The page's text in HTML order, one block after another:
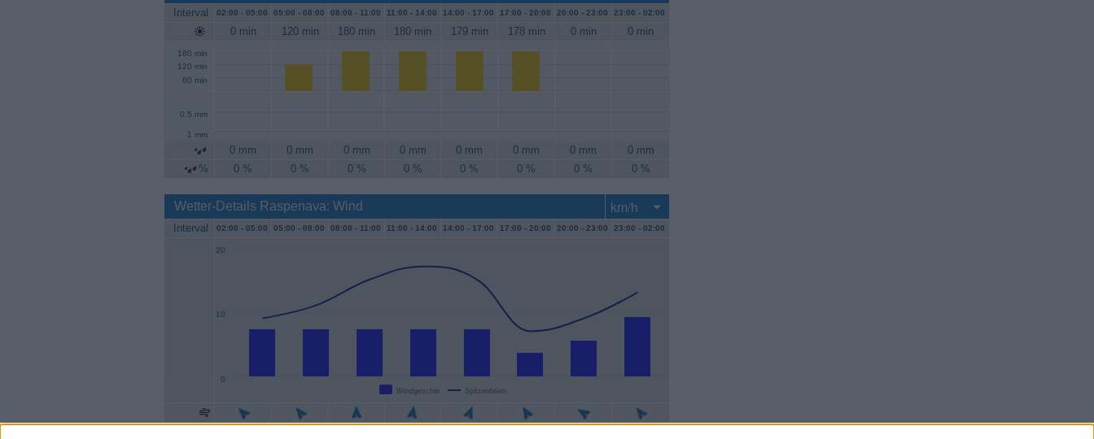
Interval 02:00 - 05:00 05:00 - 08:00 08:00 - 11:00 11:00 - 14:00 14:00 - 17:00 17:00 - 20:00 20:00 - 23:00 23:00 - 02:00
0 min 120 min 180 min 180 min 179 min 178 min 0 min 0 min
60 min
120 min
180 min
0.5 mm
1 mm
0 mm 0 mm 0 mm 0 mm 0 mm 0 mm 0 mm
0 mm
%
0 % 0 % 0 % 0 % 0 % 0 % 0 % 0 %
Wetter-Details Raspenava: Wind
Interval 02:00 - 05:00 05:00 - 08:00 08:00 - 11:00 11:00 - 14:00 14:00 - 17:00 17:00 - 20:00 20:00 - 23:00 23:00 - 02:00
Windgeschw. Spitzenböen
0
10
20